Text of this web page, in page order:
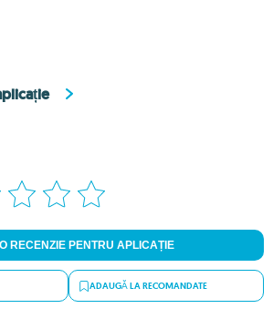
RECENZIE PENTRU APLICAȚIE
ADAUGĂ LA RECOMANDATE